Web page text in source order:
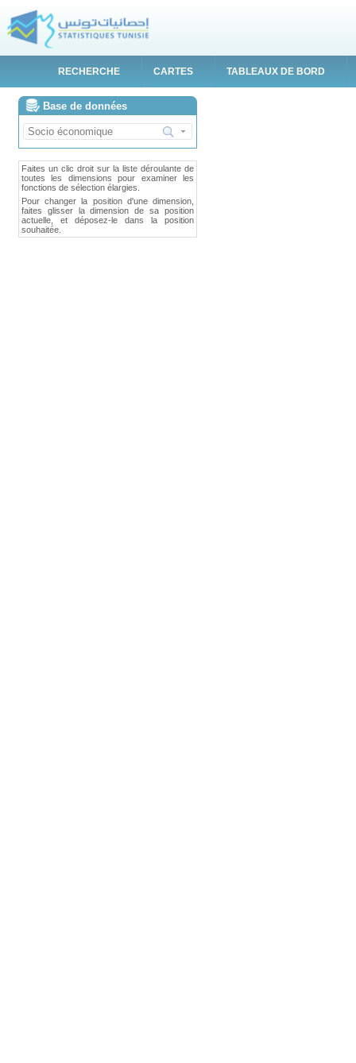
RECHERCHE CARTES TABLEAUX DE BORD
Base de données
Faites un clic droit sur la liste déroulante de
toutes les dimensions pour examiner les
fonctions de sélection élargies.
Pour changer la position d'une dimension,
faites glisser la dimension de sa position
actuelle, et déposez-le dans la position
souhaitée.